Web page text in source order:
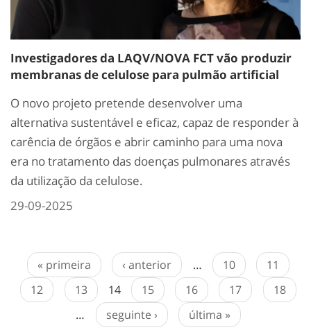
Investigadores da LAQV/NOVA FCT vão produzir
membranas de celulose para pulmão artificial
O novo projeto pretende desenvolver uma
alternativa sustentável e eficaz, capaz de responder à
carência de órgãos e abrir caminho para uma nova
era no tratamento das doenças pulmonares através
da utilização da celulose.
29-09-2025
« primeira ‹ anterior … 10
11
12
13 14 15 16 17
18
…
seguinte › última »